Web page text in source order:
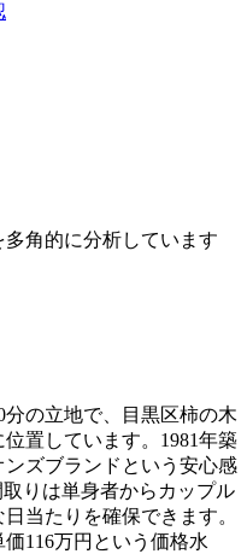
角的に分析しています
の立地で、目黒区柿の木
置しています。1981年築
ズブランドという安心感
りは単身者からカップル
当たりを確保できます。
116万円という価格水